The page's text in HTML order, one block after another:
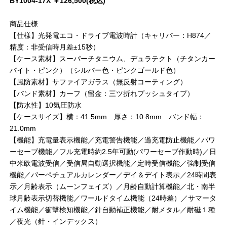
商品仕様
【仕様】光発電エコ・ドライブ電波時計（キャリバー：H874／
精度：非受信時月差±15秒）
【ケース素材】スーパーチタニウム、デュラテクト（チタンカー
バイト・ピンク）（シルバー色・ピンクゴールド色）
【風防素材】サファイアガラス（無反射コーティング）
【バンド素材】カーフ（留金：三ツ折れプッシュタイプ）
【防水性】10気圧防水
【ケースサイズ】横：41.5mm 厚さ：10.8mm バンド幅：
21.0mm
【機能】充電量表示機能／充電警告機能／過充電防止機能／パワ
ーセーブ機能／フル充電時約2.5年可動(パワーセーブ作動時)／日
中米欧電波受信／受信局自動選択機能／定時受信機能／強制受信
機能／パーペチュアルカレンダー／デイ＆デイト表示／24時間表
示／月齢表示（ムーンフェイズ）／月齢自動計算機能／北・南半
球月齢表示切替機能／ワールドタイム機能（24時差）／サマータ
イム機能／衝撃検知機能／針自動補正機能／耐メタル／耐磁１種
／夜光（針・インデックス）